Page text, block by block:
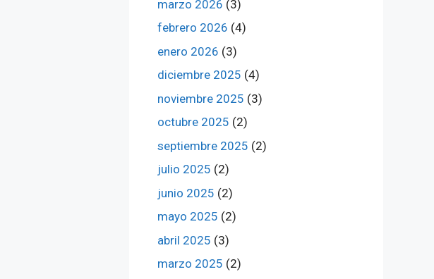
marzo 2026 (3)
febrero 2026 (4)
enero 2026 (3)
diciembre 2025 (4)
noviembre 2025 (3)
octubre 2025 (2)
septiembre 2025 (2)
julio 2025 (2)
junio 2025 (2)
mayo 2025 (2)
abril 2025 (3)
marzo 2025 (2)